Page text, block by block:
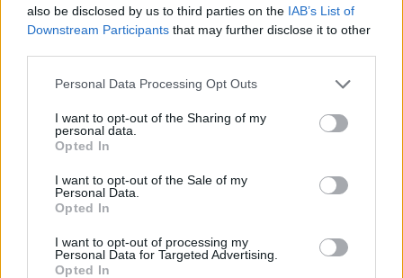
also be disclosed by us to third parties on the IAB’s List of
Downstream Participants that may further disclose it to other
Personal Data Processing Opt Outs
I want to opt-out of the Sharing of my
personal data.
Opted In
I want to opt-out of the Sale of my
Personal Data.
Opted In
I want to opt-out of processing my
Personal Data for Targeted Advertising.
Opted In
A keresett cikk a portfolio.hu hírarchívumához
regisztrációhoz kötött.
Az előfizetés a következőket tartalmazza:
Portfolio.hu teljes cikkarchívum
Kötéslisták: BÉT elmúlt 2 év napon belüli